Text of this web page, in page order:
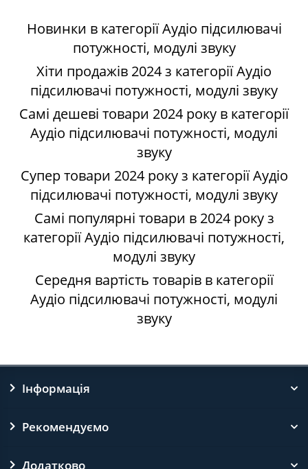
Новинки в категорії Аудіо підсилювачі
потужності, модулі звуку
Хіти продажів 2024 з категорії Аудіо
підсилювачі потужності, модулі звуку
Самі дешеві товари 2024 року в категорії
Аудіо підсилювачі потужності, модулі
звуку
Супер товари 2024 року з категорії Аудіо
підсилювачі потужності, модулі звуку
Самі популярні товари в 2024 року з
категорії Аудіо підсилювачі потужності,
модулі звуку
Середня вартість товарів в категорії
Аудіо підсилювачі потужності, модулі
звуку
Інформація
Рекомендуємо
Додатково